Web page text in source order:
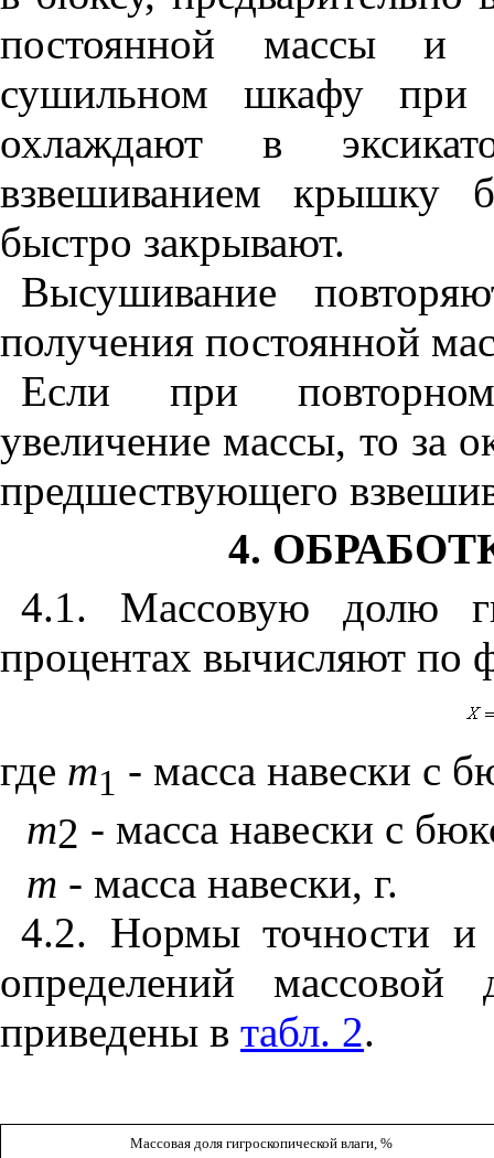
постоянной массы и
сушильном шкафу при
охлаждают в
взвешиванием крышку
быстро закрывают.
Высушивание
получения постоянной
Если при
увеличение массы, то за
предшествующего
4.
4.1. Массовую долю
процентах вычисляют по
где т1 - масса навески с
т2 - масса навески с
т - масса навески, г.
4.2. Нормы точности и
определений массовой
приведены в табл. 2.
Массовая доля гигроскопической влаги, %